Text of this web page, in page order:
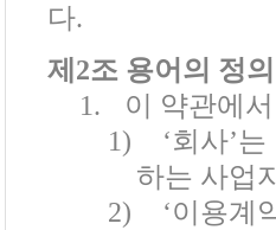
다.
제 2조 용어의 정의
1.
이 약관에
1)
‘회사’는
하는 사업
2)
‘이용계